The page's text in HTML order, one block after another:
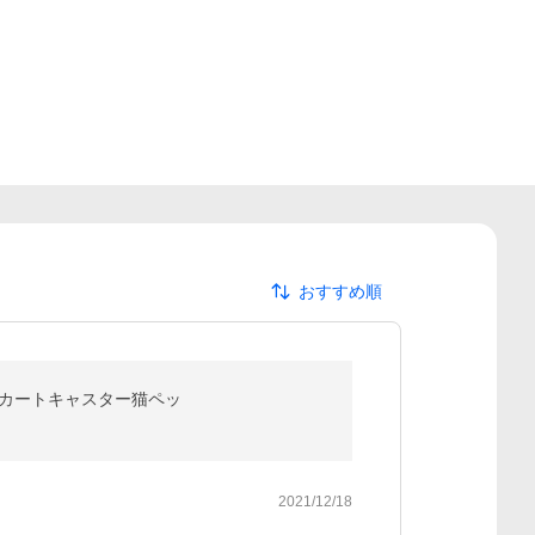
おすすめ順
ートキャスター猫ペッ
2021/12/18